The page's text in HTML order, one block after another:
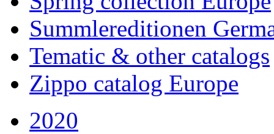
Summlereditionen
Tematic & other catalogs
Zippo catalog Europe
2020